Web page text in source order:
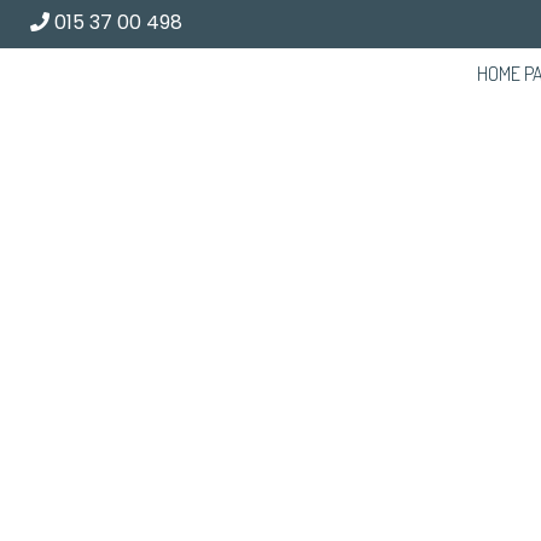
015 37 00 498
HOME